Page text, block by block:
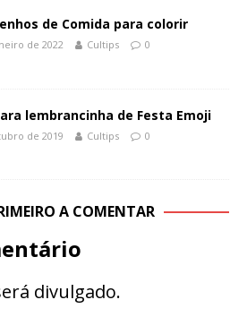
de Comida para colorir
de 2022 Cultips 0
lembrancinha de Festa Emoji
de 2019 Cultips 0
A COMENTAR
divulgado.